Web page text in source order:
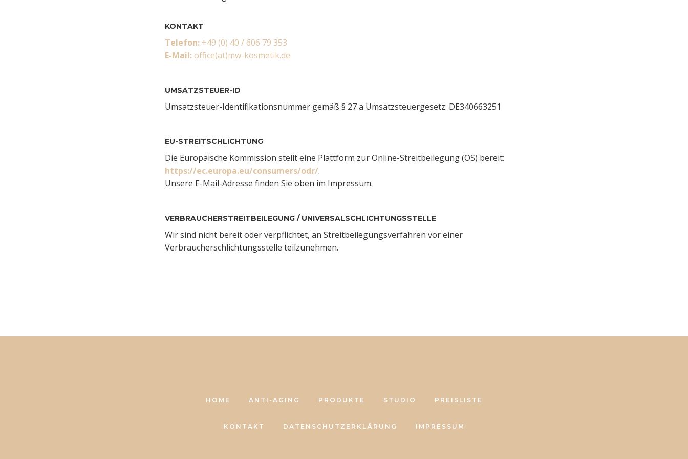
KONTAKT
Telefon: +49 (0) 40 / 606 79 353
E-Mail: office(at)mw-kosmetik.de
UMSATZSTEUER-ID
Umsatzsteuer-Identifikationsnummer gemäß § 27 a Umsatzsteuergesetz: DE340663251
EU-STREITSCHLICHTUNG
Die Europäische Kommission stellt eine Plattform zur Online-Streitbeilegung (OS) bereit:
https://ec.europa.eu/consumers/odr/.
Unsere E-Mail-Adresse finden Sie oben im Impressum.
VERBRAUCHER­STREIT­BEILEGUNG / UNIVERSAL­SCHLICHTUNGS­STELLE
Wir sind nicht bereit oder verpflichtet, an Streitbeilegungsverfahren vor einer
Verbraucherschlichtungsstelle teilzunehmen.
HOME ANTI-AGING PRODUKTE STUDIO PREISLISTE
KONTAKT DATENSCHUTZERKLÄRUNG IMPRESSUM